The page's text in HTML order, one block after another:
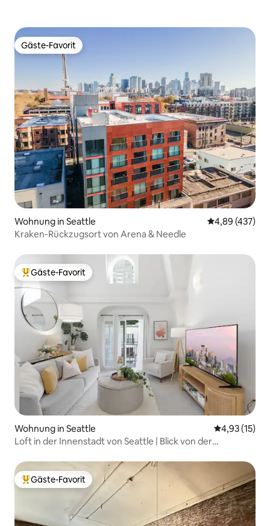
Gäste-Favorit
Gäste-Favorit
Wohnung in Seattle
4,89 (437)
Kraken-Rückzugsort von Arena & Needle
Beliebter Gäste-Favorit.
Gäste-Favorit
Wohnung in Seattle
4,93 (15)
Loft in der Innenstadt von Seattle | Blick von der
Beliebter Gäste-Favorit.
Gäste-Favorit